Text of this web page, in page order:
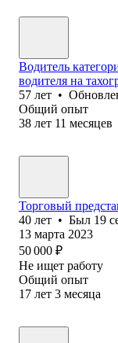
Водитель
водителя на
57 лет •
Общий опыт
38 лет 11 месяцев
Торговый
40 лет • Был 19
13 марта 2023
50 000 ₽
Не ищет работу
Общий опыт
17 лет 3 месяца